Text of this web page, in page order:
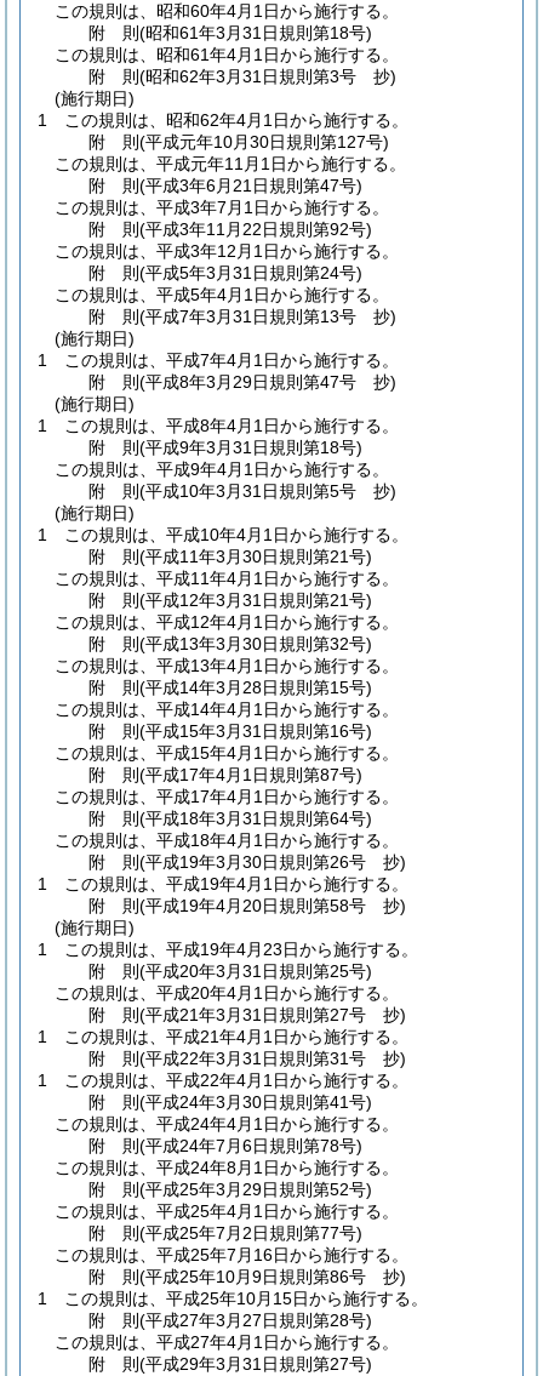
この規則は、昭和60年4月1日から施行する。
附 則(昭和61年3月31日規則第18号)
この規則は、昭和61年4月1日から施行する。
附 則(昭和62年3月31日規則第3号 抄)
(施行期日)
1
この規則は、昭和62年4月1日から施行する。
附 則(平成元年10月30日規則第127号)
この規則は、平成元年11月1日から施行する。
附 則(平成3年6月21日規則第47号)
この規則は、平成3年7月1日から施行する。
附 則(平成3年11月22日規則第92号)
この規則は、平成3年12月1日から施行する。
附 則(平成5年3月31日規則第24号)
この規則は、平成5年4月1日から施行する。
附 則(平成7年3月31日規則第13号 抄)
(施行期日)
1
この規則は、平成7年4月1日から施行する。
附 則(平成8年3月29日規則第47号 抄)
(施行期日)
1
この規則は、平成8年4月1日から施行する。
附 則(平成9年3月31日規則第18号)
この規則は、平成9年4月1日から施行する。
附 則(平成10年3月31日規則第5号 抄)
(施行期日)
1
この規則は、平成10年4月1日から施行する。
附 則(平成11年3月30日規則第21号)
この規則は、平成11年4月1日から施行する。
附 則(平成12年3月31日規則第21号)
この規則は、平成12年4月1日から施行する。
附 則(平成13年3月30日規則第32号)
この規則は、平成13年4月1日から施行する。
附 則(平成14年3月28日規則第15号)
この規則は、平成14年4月1日から施行する。
附 則(平成15年3月31日規則第16号)
この規則は、平成15年4月1日から施行する。
附 則(平成17年4月1日規則第87号)
この規則は、平成17年4月1日から施行する。
附 則(平成18年3月31日規則第64号)
この規則は、平成18年4月1日から施行する。
附 則(平成19年3月30日規則第26号 抄)
1
この規則は、平成19年4月1日から施行する。
附 則(平成19年4月20日規則第58号 抄)
(施行期日)
1
この規則は、平成19年4月23日から施行する。
附 則(平成20年3月31日規則第25号)
この規則は、平成20年4月1日から施行する。
附 則(平成21年3月31日規則第27号 抄)
1
この規則は、平成21年4月1日から施行する。
附 則(平成22年3月31日規則第31号 抄)
1
この規則は、平成22年4月1日から施行する。
附 則(平成24年3月30日規則第41号)
この規則は、平成24年4月1日から施行する。
附 則(平成24年7月6日規則第78号)
この規則は、平成24年8月1日から施行する。
附 則(平成25年3月29日規則第52号)
この規則は、平成25年4月1日から施行する。
附 則(平成25年7月2日規則第77号)
この規則は、平成25年7月16日から施行する。
附 則(平成25年10月9日規則第86号 抄)
1
この規則は、平成25年10月15日から施行する。
附 則(平成27年3月27日規則第28号)
この規則は、平成27年4月1日から施行する。
附 則(平成29年3月31日規則第27号)